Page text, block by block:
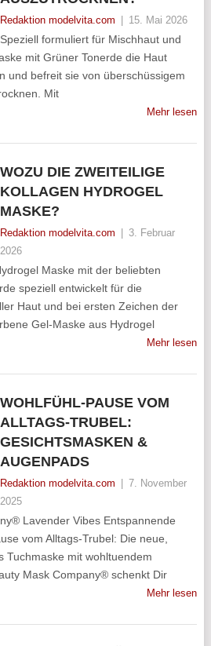
Redaktion modelvita.com 15. Mai 2026
Speziell formuliert für Mischhaut und
mit Grüner Tonerde die Haut
und befreit sie von überschüssigem
Mit
Mehr lesen
WOZU DIE ZWEITEILIGE
KOLLAGEN HYDROGEL
MASKE?
Redaktion modelvita.com
3. Februar
2026
Maske mit der beliebten
speziell entwickelt für die
Haut und bei ersten Zeichen der
Gel-Maske aus Hydrogel
Mehr lesen
WOHLFÜHL-PAUSE VOM
ALLTAGS-TRUBEL:
GESICHTSMASKEN &
AUGENPADS
Redaktion modelvita.com
7. November
2025
Lavender Vibes Entspannende
vom Alltags-Trubel: Die neue,
Tuchmaske mit wohltuendem
Mask Company® schenkt Dir
Mehr lesen